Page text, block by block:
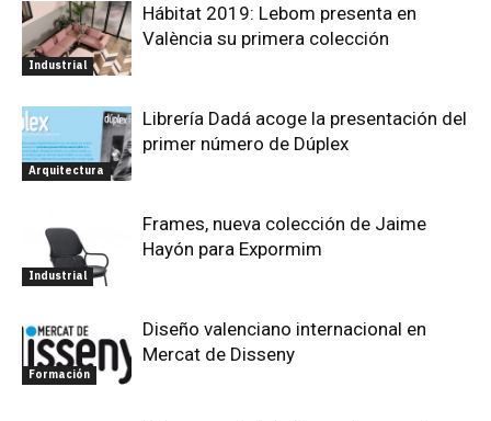
Industrial
Hábitat 2019: Lebom presenta en
València su primera colección
Arquitectura
Librería Dadá acoge la presentación del
primer número de Dúplex
Industrial
Frames, nueva colección de Jaime
Hayón para Expormim
Formación
Diseño valenciano internacional en
Mercat de Disseny